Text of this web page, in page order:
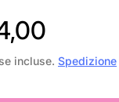
incluse. Spedizione